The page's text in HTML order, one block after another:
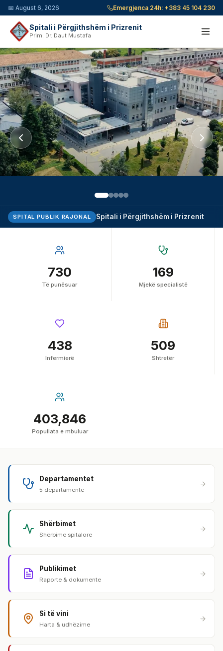
📅 August 6, 2026 Emergjenca 24h: +383 45 104 230
Spitali i Përgjithshëm i Prizrenit
Prim. Dr. Daut Mustafa
SPITAL PUBLIK RAJONAL Spitali i Përgjithshëm i Prizrenit
730
Të punësuar
169
Mjekë specialistë
438
Infermierë
509
Shtretër
403,846
Popullata e mbuluar
Departamentet
5 departamente
Shërbimet
Shërbime spitalore
Publikimet
Raporte & dokumente
Si të vini
Harta & udhëzime